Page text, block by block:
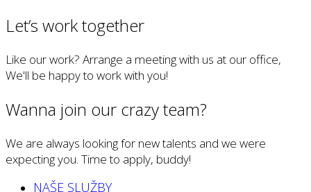
Let’s work together
Like our work? Arrange a meeting with us at our office,
We'll be happy to work with you!
Wanna join our crazy team?
We are always looking for new talents and we were
expecting you. Time to apply, buddy!
NAŠE SLUŽBY